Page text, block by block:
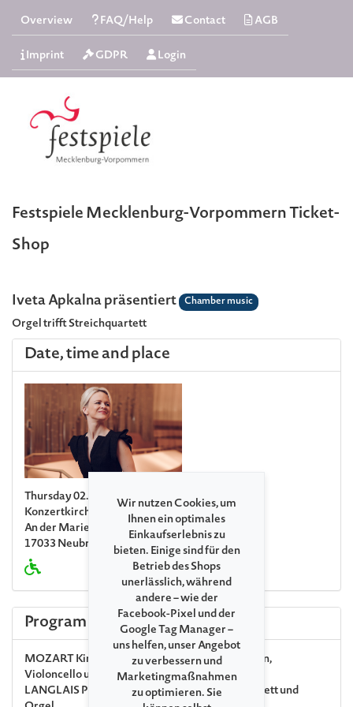
Overview FAQ/Help Contact AGB
Imprint GDPR Login
Festspiele Mecklenburg-Vorpommern Ticket-
Shop
Iveta Apkalna präsentiert Chamber music
Orgel trifft Streichquartett
Date, time and place
Thursday 02. July 2026, 07:00 PM
Konzertkirche Neubrandenburg
An der Marienkirche 1
17033 Neubrandenburg
Program
MOZARTKirchensonate C-Dur für zwei Violinen,
Violoncello und Orgel KV 336 (336d)
LANGLAISPièce en forme libre für Streichquartett und
Wir nutzen Cookies, um
Ihnen ein optimales
Einkaufserlebnis zu
bieten. Einige sind für den
Betrieb des Shops
unerlässlich, während
andere – wie der
Facebook-Pixel und der
Google Tag Manager –
uns helfen, unser Angebot
zu verbessern und
Marketingmaßnahmen
zu optimieren. Sie